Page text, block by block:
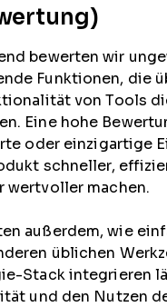
bewerten wir
Funktionen, die
von Tools
Eine hohe
oder einzigartige
schneller,
wertvoller machen.
außerdem, wie
üblichen
Stack integrieren
und den Nutzen